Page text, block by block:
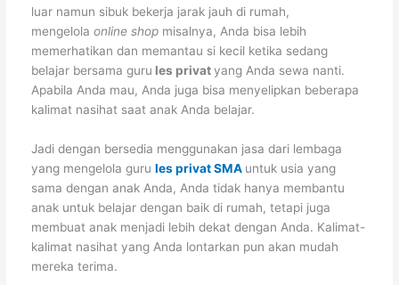
luar namun sibuk bekerja jarak jauh di rumah,
mengelola online shop misalnya, Anda bisa lebih
memerhatikan dan memantau si kecil ketika sedang
belajar bersama guru les privatyang Anda sewa nanti.
Apabila Anda mau, Anda juga bisa menyelipkan beberapa
kalimat nasihat saat anak Anda belajar.
Jadi dengan bersedia menggunakan jasa dari lembaga
yang mengelola guru les privat SMA untuk usia yang
sama dengan anak Anda, Anda tidak hanya membantu
anak untuk belajar dengan baik di rumah, tetapi juga
membuat anak menjadi lebih dekat dengan Anda. Kalimat-
kalimat nasihat yang Anda lontarkan pun akan mudah
mereka terima.